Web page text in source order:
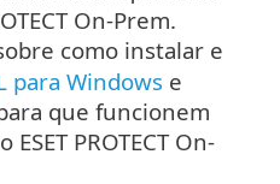
On-Prem.
como instalar e
para Windows e
que funcionem
PROTECT On-